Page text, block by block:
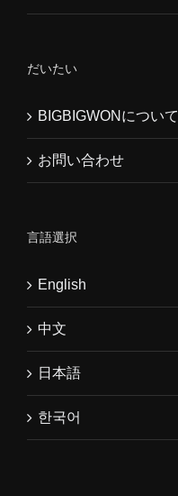
だいたい
BIGBIGWONについて
お問い合わせ
言語選択
English
中文
日本語
한국어